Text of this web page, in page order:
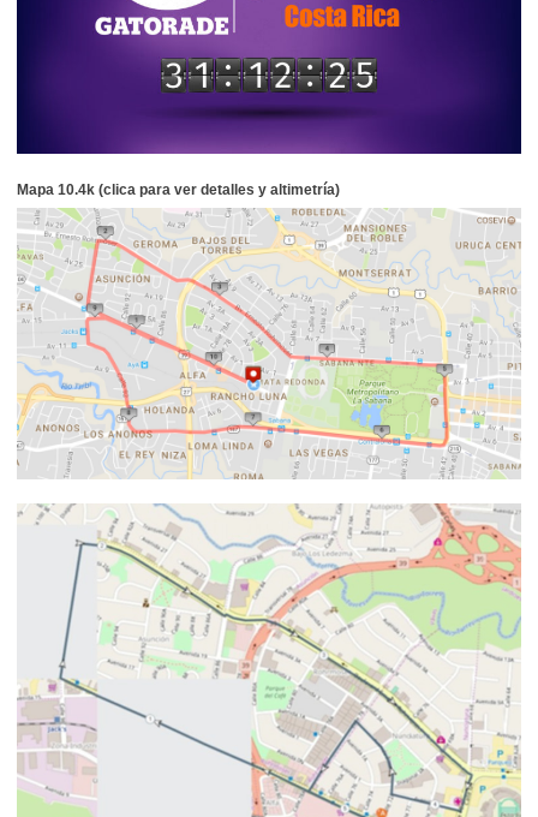
Mapa 10.4k (clica para ver detalles y altimetría)